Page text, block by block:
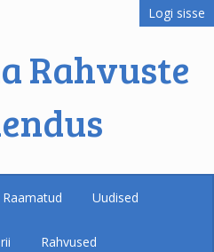
Logi sisse
Rahvuste
Raamatud Uudised
Rahvused